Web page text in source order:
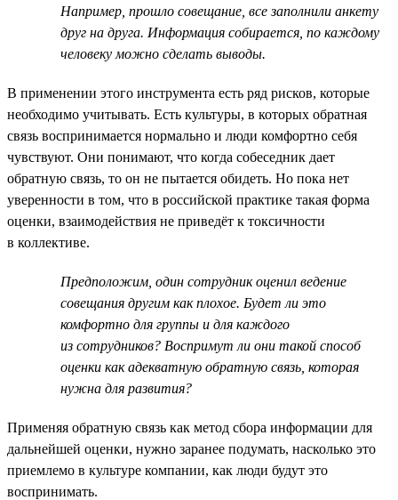
Например, прошло совещание, все заполнили анкету
друг на друга. Информация собирается, по каждому
человеку можно сделать выводы.
В применении этого инструмента есть ряд рисков, которые
необходимо учитывать. Есть культуры, в которых обратная
связь воспринимается нормально и люди комфортно себя
чувствуют. Они понимают, что когда собеседник дает
обратную связь, то он не пытается обидеть. Но пока нет
уверенности в том, что в российской практике такая форма
оценки, взаимодействия не приведёт к токсичности
в коллективе.
Предположим, один сотрудник оценил ведение
совещания другим как плохое. Будет ли это
комфортно для группы и для каждого
из сотрудников? Воспримут ли они такой способ
оценки как адекватную обратную связь, которая
нужна для развития?
Применяя обратную связь как метод сбора информации для
дальнейшей оценки, нужно заранее подумать, насколько это
приемлемо в культуре компании, как люди будут это
воспринимать.